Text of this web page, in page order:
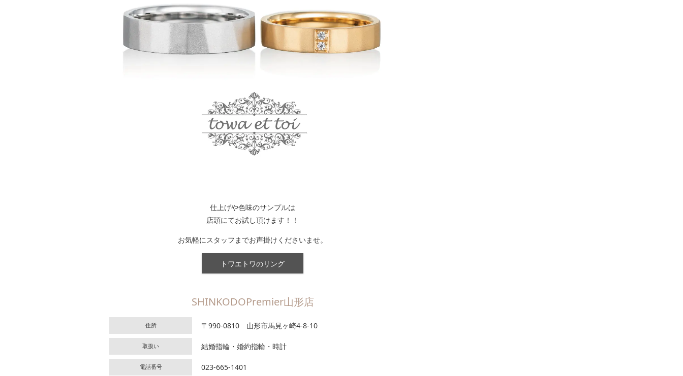
仕上げや色味のサンプルは
店頭にてお試し頂けます！！
お気軽にスタッフまでお声掛けくださいませ。
トワエトワのリング
SHINKODOPremier山形店
住所 〒990-0810 山形市馬見ヶ崎4-8-10
取扱い 結婚指輪・婚約指輪・時計
電話番号 023-665-1401